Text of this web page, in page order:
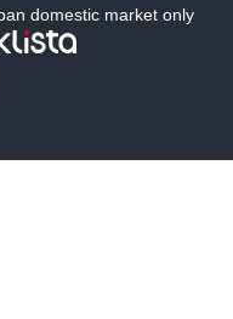
domestic market only